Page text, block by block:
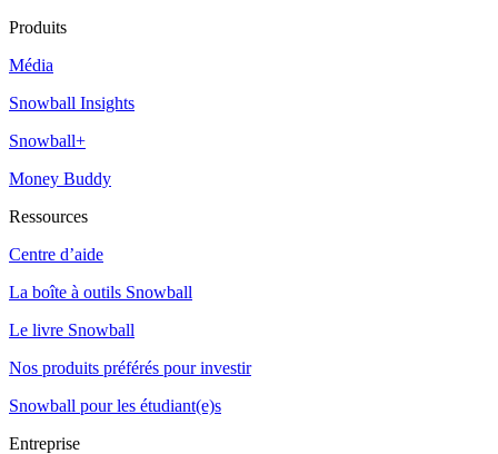
Produits
Média
Snowball Insights
Snowball+
Money Buddy
Ressources
Centre d’aide
La boîte à outils Snowball
Le livre Snowball
Nos produits préférés pour investir
Snowball pour les étudiant(e)s
Entreprise